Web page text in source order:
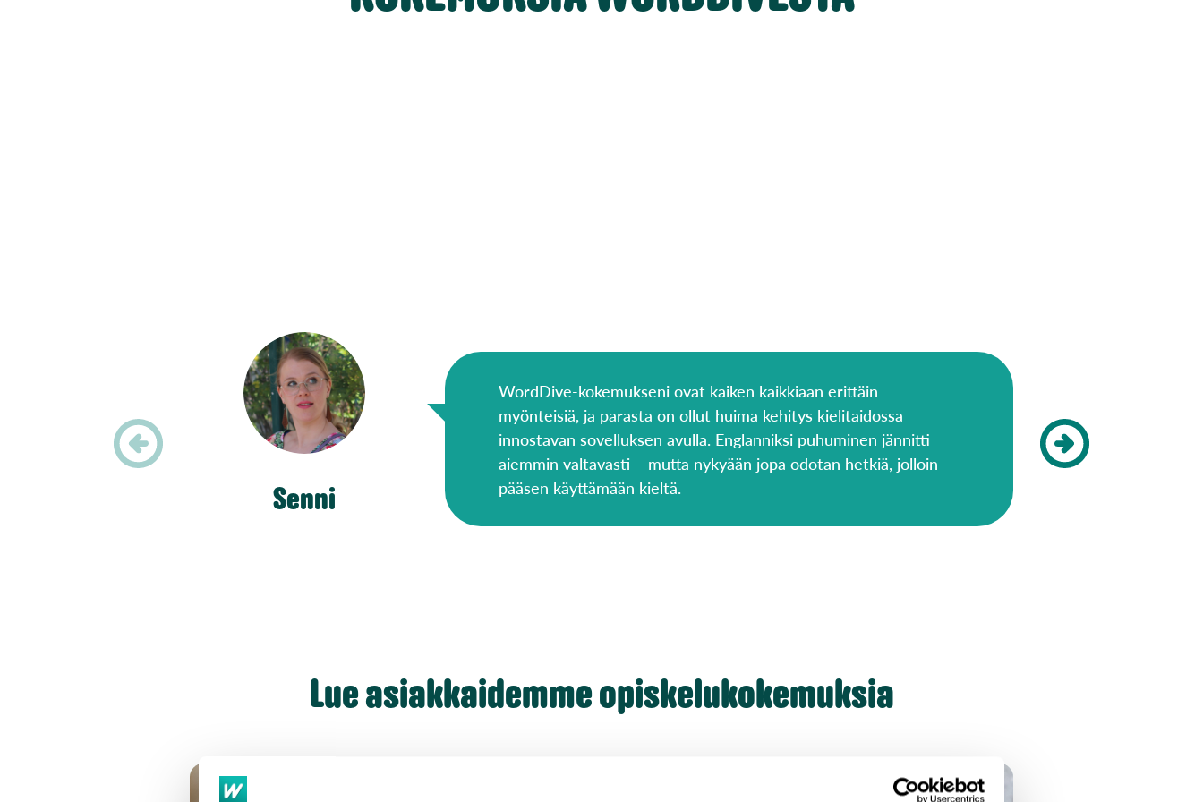
Senni
WordDive-kokemukseni ovat kaiken kaikkiaan erittäin
myönteisiä, ja parasta on ollut huima kehitys kielitaidossa
innostavan sovelluksen avulla. Englanniksi puhuminen jännitti
aiemmin valtavasti – mutta nykyään jopa odotan hetkiä, jolloin
pääsen käyttämään kieltä.
Lue asiakkaidemme opiskelukokemuksia